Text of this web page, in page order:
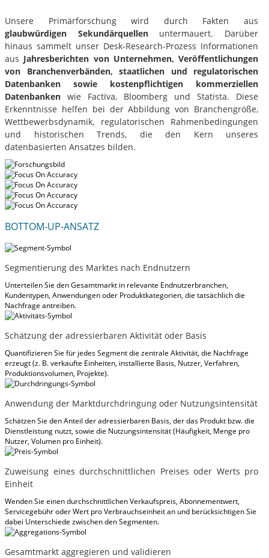
Unsere Primärforschung wird durch Fakten aus
glaubwürdigen Sekundärquellenuntermauert. Darüber
hinaus sammelt unser Desk-Research-Prozess Informationen
aus Jahresberichten von Unternehmen, Veröffentlichungen
von Branchenverbänden, staatlichen und regulatorischen
Datenbanken sowie kostenpflichtigen kommerziellen
Datenbanken wie Factiva, Bloomberg und Statista. Diese
Erkenntnisse helfen bei der Abbildung von Branchengröße,
Wettbewerbsdynamik, regulatorischen Rahmenbedingungen
und historischen Trends, die den Kern unseres
datenbasierten Ansatzes bilden.
BOTTOM-UP-ANSATZ
Segmentierung des Marktes nach Endnutzern
Unterteilen Sie den Gesamtmarkt in relevante Endnutzerbranchen,
Kundentypen, Anwendungen oder Produktkategorien, die tatsächlich die
Nachfrage antreiben.
Schätzung der adressierbaren Aktivität oder Basis
Quantifizieren Sie für jedes Segment die zentrale Aktivität, die Nachfrage
erzeugt (z. B. verkaufte Einheiten, installierte Basis, Nutzer, Verfahren,
Produktionsvolumen, Projekte).
Anwendung der Marktdurchdringung oder Nutzungsintensität
Schätzen Sie den Anteil der adressierbaren Basis, der das Produkt bzw. die
Dienstleistung nutzt, sowie die Nutzungsintensität (Häufigkeit, Menge pro
Nutzer, Volumen pro Einheit).
Zuweisung eines durchschnittlichen Preises oder Werts pro
Einheit
Wenden Sie einen durchschnittlichen Verkaufspreis, Abonnementwert,
Servicegebühr oder Wert pro Verbrauchseinheit an und berücksichtigen Sie
dabei Unterschiede zwischen den Segmenten.
Gesamtmarkt aggregieren und validieren